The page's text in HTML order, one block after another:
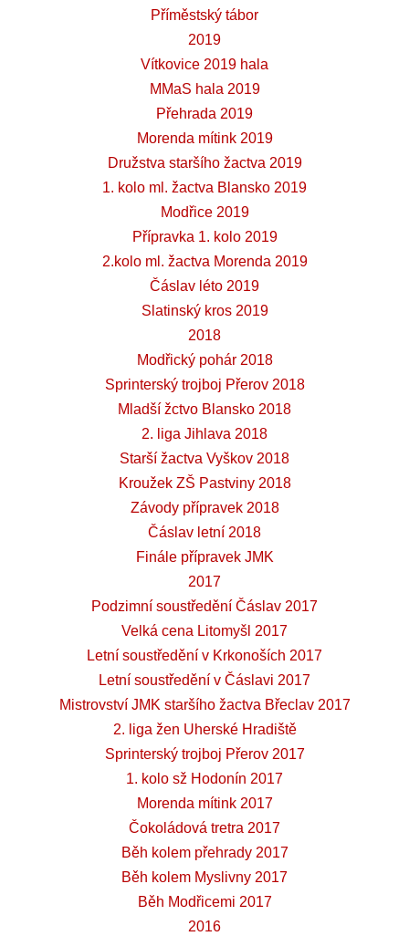
Příměstský tábor
2019
Vítkovice 2019 hala
MMaS hala 2019
Přehrada 2019
Morenda mítink 2019
Družstva staršího žactva 2019
1. kolo ml. žactva Blansko 2019
Modřice 2019
Přípravka 1. kolo 2019
2.kolo ml. žactva Morenda 2019
Čáslav léto 2019
Slatinský kros 2019
2018
Modřický pohár 2018
Sprinterský trojboj Přerov 2018
Mladší žctvo Blansko 2018
2. liga Jihlava 2018
Starší žactva Vyškov 2018
Kroužek ZŠ Pastviny 2018
Závody přípravek 2018
Čáslav letní 2018
Finále přípravek JMK
2017
Podzimní soustředění Čáslav 2017
Velká cena Litomyšl 2017
Letní soustředění v Krkonoších 2017
Letní soustředění v Čáslavi 2017
Mistrovství JMK staršího žactva Břeclav 2017
2. liga žen Uherské Hradiště
Sprinterský trojboj Přerov 2017
1. kolo sž Hodonín 2017
Morenda mítink 2017
Čokoládová tretra 2017
Běh kolem přehrady 2017
Běh kolem Myslivny 2017
Běh Modřicemi 2017
2016